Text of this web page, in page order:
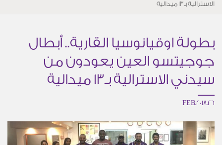
الاسترالية بـ13 ميدالية
بطولة اوقيانوسيا القارية.. أبطال
جوجيتسو العين يعودون من
سيدني الاسترالية بـ13 ميدالية
26.FEB.2018